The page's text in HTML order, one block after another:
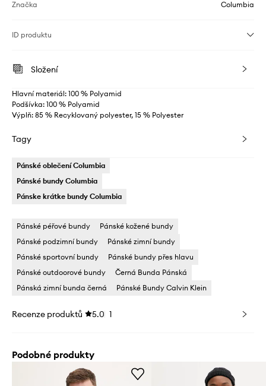
Značka Columbia
ID produktu
Složení
Hlavní materiál: 100 % Polyamid
Podšívka: 100 % Polyamid
Výplň: 85 % Recyklovaný polyester, 15 % Polyester
Tagy
Pánské oblečení Columbia
Pánské bundy Columbia
Pánske krátke bundy Columbia
Pánské péřové bundy
Pánské kožené bundy
Pánské podzimní bundy
Pánské zimní bundy
Pánské sportovní bundy
Pánské bundy přes hlavu
Pánské outdoorové bundy
Černá Bunda Pánská
Pánská zimní bunda černá
Pánské Bundy Calvin Klein
Recenze produktů 5.0 1
Podobné produkty